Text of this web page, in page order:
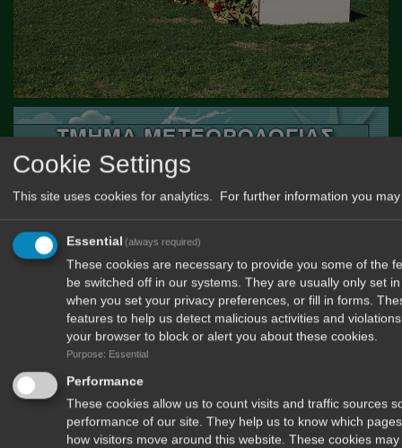
Δέχομαι να λαμβάνω newsletters από το περιοδικό Hunt & Shoot
Cookie Settings
This site uses cookies for analytics. For further information you
Essential (always required)
These cookies are necessary to provide you some of the
be switched off in our systems. They are usually only set
when you set your privacy preferences, or fill in forms.
features to help us detect malicious activities and
your browser to block or alert you about these cookies.
Purpose: Essential
Performance
These cookies allow us to count visits and traffic sources
performance of our site. They help us to know which
how visitors move around this website. These cookies